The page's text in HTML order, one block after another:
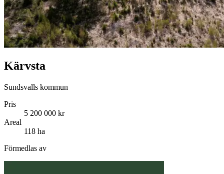
Kärvsta
Sundsvalls kommun
Pris
5 200 000 kr
Areal
118 ha
Förmedlas av